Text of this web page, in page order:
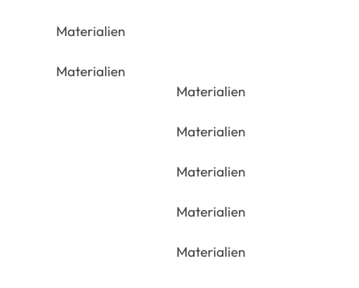
Materialien
Materialien
Materialien
Materialien
Materialien
Materialien
Materialien